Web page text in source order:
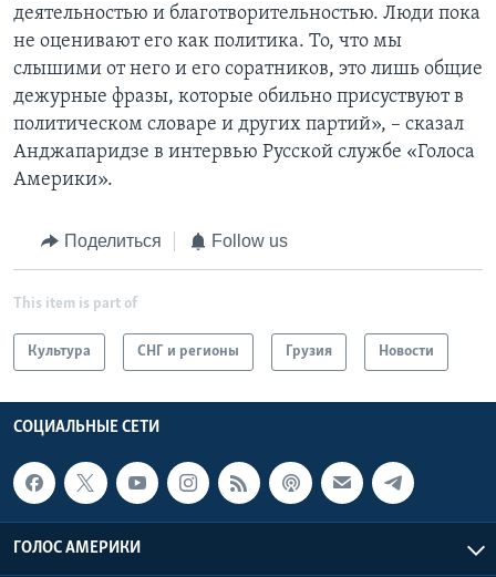
деятельностью и благотворительностью. Люди пока
не оценивают его как политика. То, что мы
слышими от него и его соратников, это лишь общие
дежурные фразы, которые обильно присуствуют в
политическом словаре и других партий», – сказал
Анджапаридзе в интервью Русской службе «Голоса
Америки».
Поделиться Follow us
This item is part of
Культура СНГ и регионы Грузия Новости
СОЦИАЛЬНЫЕ СЕТИ
ГОЛОС АМЕРИКИ